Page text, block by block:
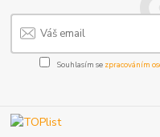
Souhlasím se zpracováním